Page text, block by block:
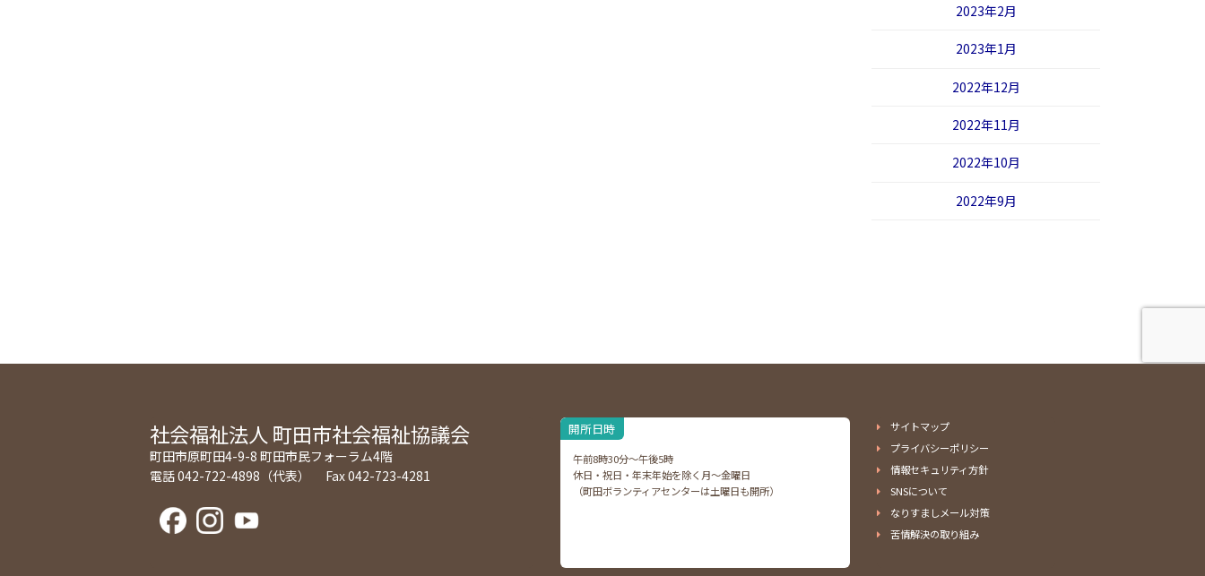
2023年2月
2023年1月
2022年12月
2022年11月
2022年10月
2022年9月
社会福祉法人 町田市社会福祉協議会
町田市原町田4-9-8 町田市民フォーラム4階
電話 042-722-4898（代表） Fax 042-723-4281
開所日時
午前8時30分～午後5時
休日・祝日・年末年始を除く月～金曜日
（町田ボランティアセンターは土曜日も開所）
サイトマップ
プライバシーポリシー
情報セキュリティ方針
SNSについて
なりすましメール対策
苦情解決の取り組み